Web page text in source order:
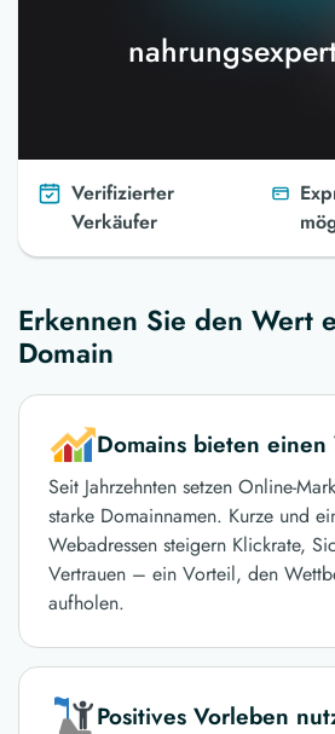
Verifizierter
Verkäufer
Erkennen Sie den Wert
Domain
Domains bieten einen
Seit Jahrzehnten setzen Online-
starke Domainnamen. Kurze und
Webadressen steigern Klickrate,
Vertrauen – ein Vorteil, den
aufholen.
Positives Vorleben